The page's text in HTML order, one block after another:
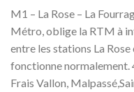
M1 – La Rose – La
Métro, oblige la RTM à
entre les stations La
fonctionne normalement.
Frais Vallon,